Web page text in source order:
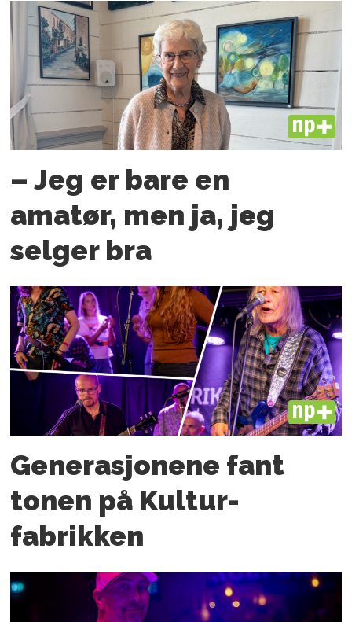
PLUS
– Jeg er bare en
amatør, men ja, jeg
selger bra
PLUS
Generasjonene fant
tonen på Kultur­
fabrikken